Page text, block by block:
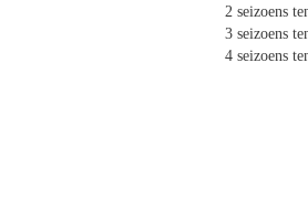
2 seizoens
3 seizoens
4 seizoens